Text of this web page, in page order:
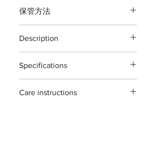
刃渡：約７０ミリ
鋼材： 高炭素ステンレス刃物鋼 -鍛造-
JIS [ Japanese Industrial
Standards ]
付属：刃研保証書（１回無料券）
※手作り製品の為「寸法及び重量」は
リ（刃元）３ミリ（刃先）までです。
ビカクシダ・盆栽や花・観葉植物手入
水や劣化に耐久性をほこる全身ステン
レス鋼材の鋏です。高い耐久性を維持
します。
植物以外の切断、無理な使い方をする
保管方法
た汚れをよくふき取り道具箱や室内で
の保管をおすすめいたします。汚れを
ふき取る際に刃物用油（ミシン油でも
よい）で拭き取り本体を保護する事で
錆びが発生しにくくなります。
ご自分で刃を研ぎ直される場合は専用
Description
The T517 stainless snips are designed
for general garden use. ideal for
houseplants.
Specifications
'all forging'
Care instructions